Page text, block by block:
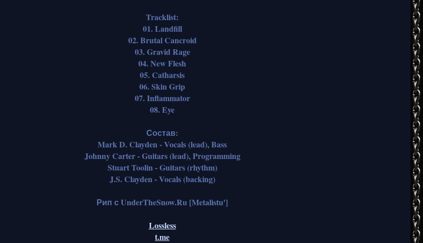
Tracklist:
01. Landfill
02. Brutal Cancroid
03. Gravid Rage
04. New Flesh
05. Catharsis
06. Skin Grip
07. Inflammator
08. Eye
Состав:
Mark D. Clayden - Vocals (lead), Bass
Johnny Carter - Guitars (lead), Programming
Stuart Toolin - Guitars (rhythm)
J.S. Clayden - Vocals (backing)
Рип с UnderTheSnow.Ru [Metalistu']
Lossless
t.me